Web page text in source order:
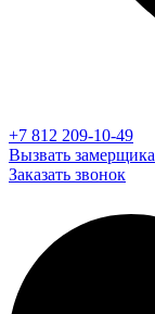
+7 812 209-10-49
Вызвать замерщика
Заказать звонок